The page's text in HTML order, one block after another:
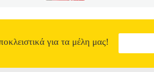
για τα μέλη μας!